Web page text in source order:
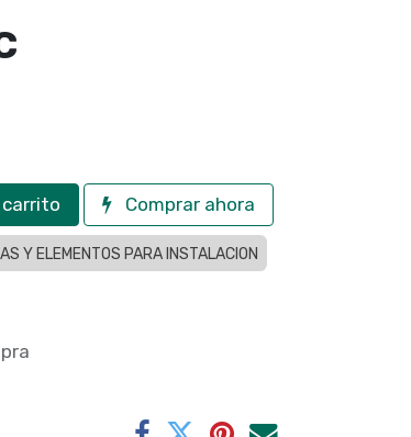
carrito Comprar ahora
Y ELEMENTOS PARA INSTALACION